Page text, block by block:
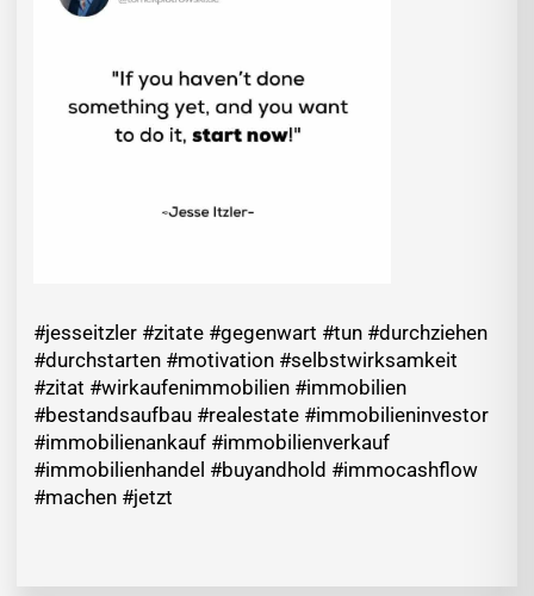
#jesseitzler #zitate #gegenwart #tun #durchziehen
#durchstarten #motivation #selbstwirksamkeit
#zitat #wirkaufenimmobilien #immobilien
#bestandsaufbau #realestate #immobilieninvestor
#immobilienankauf #immobilienverkauf
#immobilienhandel #buyandhold #immocashflow
#machen #jetzt